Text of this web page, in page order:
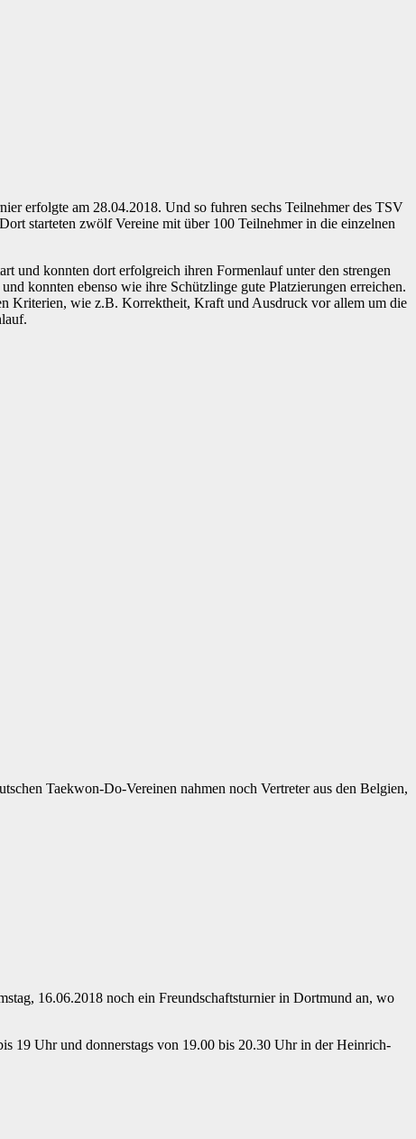
erfolgte am 28.04.2018. Und so fuhren sechs Teilnehmer des TSV
starteten zwölf Vereine mit über 100 Teilnehmer in die einzelnen
und konnten dort erfolgreich ihren Formenlauf unter den strengen
konnten ebenso wie ihre Schützlinge gute Platzierungen erreichen.
Kriterien, wie z.B. Korrektheit, Kraft und Ausdruck vor allem um die
Taekwon-Do-Vereinen nahmen noch Vertreter aus den Belgien,
16.06.2018 noch ein Freundschaftsturnier in Dortmund an, wo
19 Uhr und donnerstags von 19.00 bis 20.30 Uhr in der Heinrich-